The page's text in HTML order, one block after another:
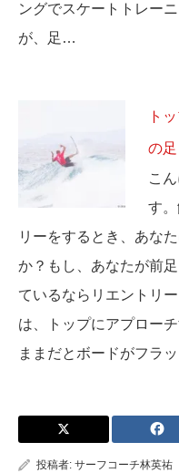
ングでスケートトレー
が、足…
ト
の足
こ
す
リーをするとき、あな
か？もし、あなたが前
ているならリエントリ
は、トップにアプロー
ままだとボードがフラ
投稿者: サーフコーチ林英祐